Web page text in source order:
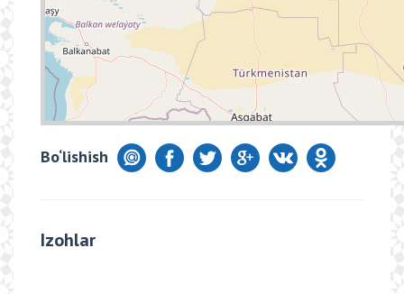
Bo‘lishish
Izohlar